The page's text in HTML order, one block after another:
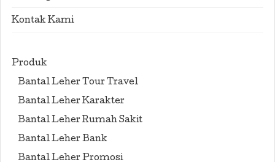
Kontak Kami
Produk
Bantal Leher Tour Travel
Bantal Leher Karakter
Bantal Leher Rumah Sakit
Bantal Leher Bank
Bantal Leher Promosi